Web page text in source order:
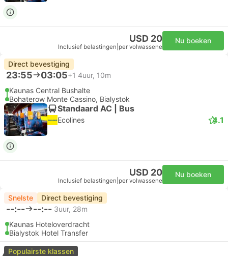
USD 20
Inclusief belastingen per volwassene
Nu boeken
Direct bevestiging
23:55 03:05+1 4uur, 10m
Kaunas Central Bushalte
Bohaterow Monte Cassino, Bialystok
Standaard AC | Bus
Ecolines 4.1
USD 20
Inclusief belastingen per volwassene
Nu boeken
Snelste Direct bevestiging
--:-- --:-- 3uur, 28m
Kaunas Hoteloverdracht
Bialystok Hotel Transfer
Populairste klassen